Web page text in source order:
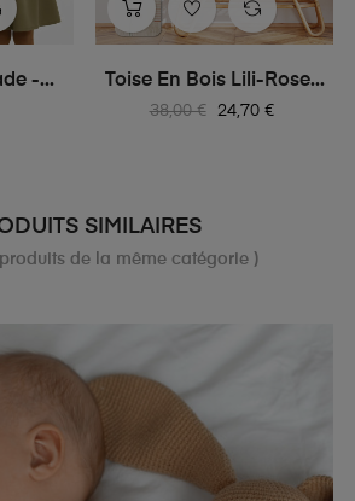
-... Toise En Bois Lili-Rose...
Prix
38,00 € Prix
24,70 €
›
SIMILAIRES
de la même catégorie )